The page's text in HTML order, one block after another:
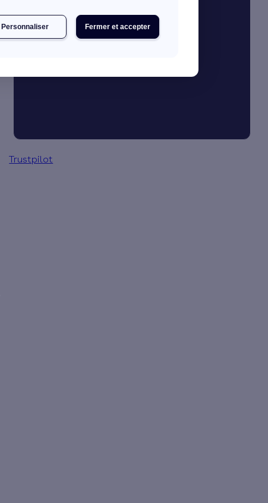
Fermer et accepter
PersonnaliserJe booste mon activité
Trustpilot